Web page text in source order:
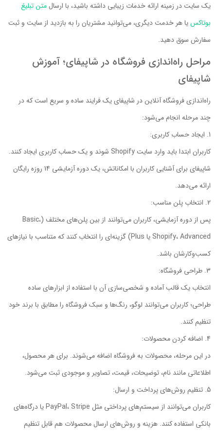
یک سایت در زمینه ارائه خدمات زیبایی داشته باشید، با ارسالمتن تبلیغ
بوتاکسیا هر خدمت دیگری، می‌توانید مشتریان را به بازدید از سایت و ثبت
سفارش سوق دهید.
مراحل راه‌اندازی فروشگاه در شاپیفای؛ آموزش
شاپیفای
راه‌اندازی فروشگاه آنلاین در شاپیفای یک فرایند ساده و سریع است که در
چند مرحله انجام می‌شود:
ایجاد حساب کاربری:
کاربران ابتدا باید وارد سایت Shopify شوند و یک حساب کاربری ایجاد کنند.
شاپیفای برای آشنایی کاربران با امکاناتش، یک دوره آزمایشی 14 روزه رایگان
ارائه می‌دهد.
انتخاب پلن مناسب:
پس از دوره آزمایشی، کاربران می‌توانند از بین پلن‌های مختلف (Basic،
Shopify، Advanced یا Plus) گزینه‌ای را انتخاب کنند که متناسب با نیازهای
کسب‌وکارشان باشد.
طراحی فروشگاه:
انتخاب یک قالب آماده و شخصی‌سازی آن با استفاده از ابزارهای ساده
طراحی؛ کاربران می‌توانند لوگو، رنگ‌ها و سبک فروشگاه را مطابق با برند خود
تنظیم کنند.
اضافه کردن محصولات:
در این مرحله، محصولات به فروشگاه اضافه می‌شوند. برای هر محصول،
اطلاعاتی مانند نام، توضیحات، قیمت، تصاویر و موجودی ثبت می‌شود.
تنظیم روش‌های پرداخت و ارسال:
کاربران می‌توانند از سیستم‌های پرداختی مثل PayPal، Stripe یا درگاه‌های
بانکی استفاده کنند. هزینه و روش‌های ارسال محصولات هم قابل تنظیم